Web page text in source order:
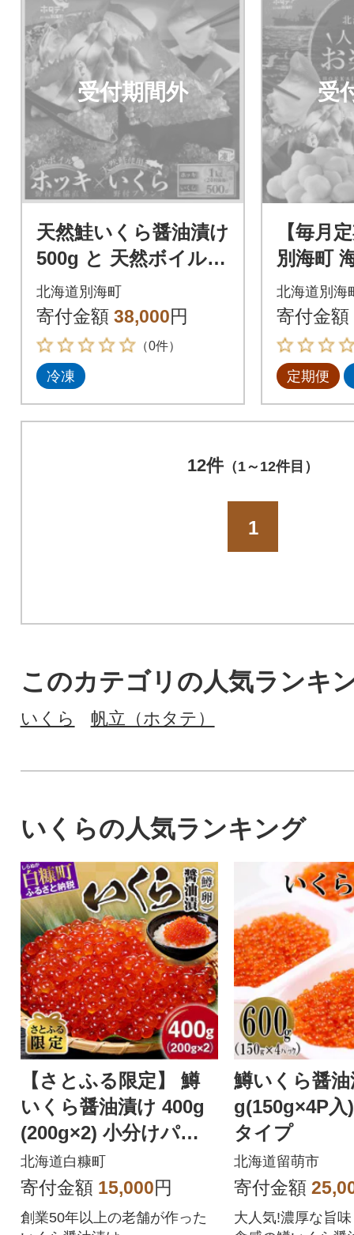
受付期間外
天然鮭いくら醤油漬け
500g と 天然ボイルホ
ッキ貝 1kg(24粒前後)
北海道別海町
寄付金額 38,000円
（0件）
冷凍
受
【毎月
別海町
セット4
くら醤
身・ほ
北海道別海
寄付金額
定期便
12件（1～12件目）
1
このカテゴリの人気ランキ
いくら 帆立（ホタテ）
いくらの人気ランキング
【さとふる限定】 鱒
いくら醤油漬け 400g
(200g×2) 小分けパッ
ク
北海道白糠町
寄付金額 15,000円
創業50年以上の老舗が作った
鱒いくら醤
g(150g×4P入
タイプ
北海道留萌市
寄付金額
大人気!濃厚な旨